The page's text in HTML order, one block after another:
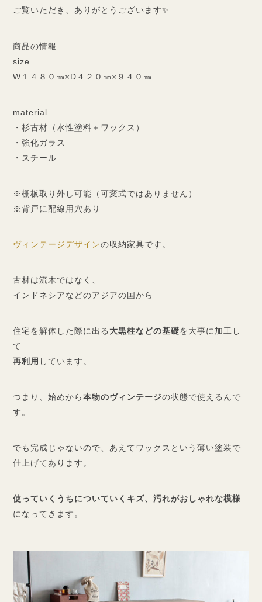
ご覧いただき、ありがとうございます✨
商品の情報
size
W１４８０㎜×D４２０㎜×９４０㎜
material
・杉古材（水性塗料＋ワックス）
・強化ガラス
・スチール
※棚板取り外し可能（可変式ではありません）
※背戸に配線用穴あり
ヴィンテージデザインの収納家具です。
古材は流木ではなく、
インドネシアなどのアジアの国から
住宅を解体した際に出る 大黒柱などの基礎を大事に加工し
て
再利用 しています。
つまり、始めから本物のヴィンテージの状態で使えるんで
す。
でも完成じゃないので、あえてワックスという薄い塗装で
仕上げてあります。
使っていくうちについていくキズ、汚れがおしゃれな模様
になってきます。